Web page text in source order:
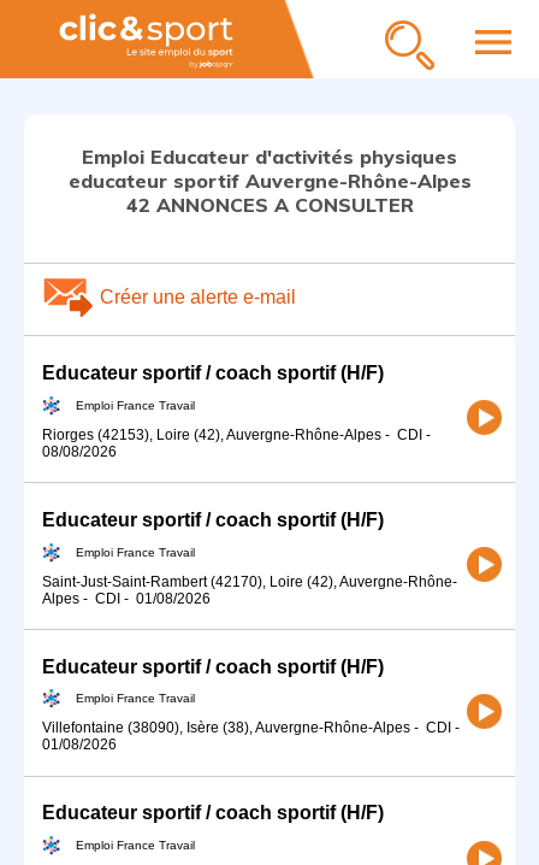
menu
Emploi Educateur d'activités physiques
educateur sportif Auvergne-Rhône-Alpes
42 ANNONCES A CONSULTER
Créer une alerte e-mail
Educateur sportif / coach sportif (H/F)
Emploi France Travail
Riorges (42153), Loire (42), Auvergne-Rhône-Alpes - CDI -
08/08/2026
Educateur sportif / coach sportif (H/F)
Emploi France Travail
Saint-Just-Saint-Rambert (42170), Loire (42), Auvergne-Rhône-
Alpes - CDI - 01/08/2026
Educateur sportif / coach sportif (H/F)
Emploi France Travail
Villefontaine (38090), Isère (38), Auvergne-Rhône-Alpes - CDI -
01/08/2026
Educateur sportif / coach sportif (H/F)
Emploi France Travail